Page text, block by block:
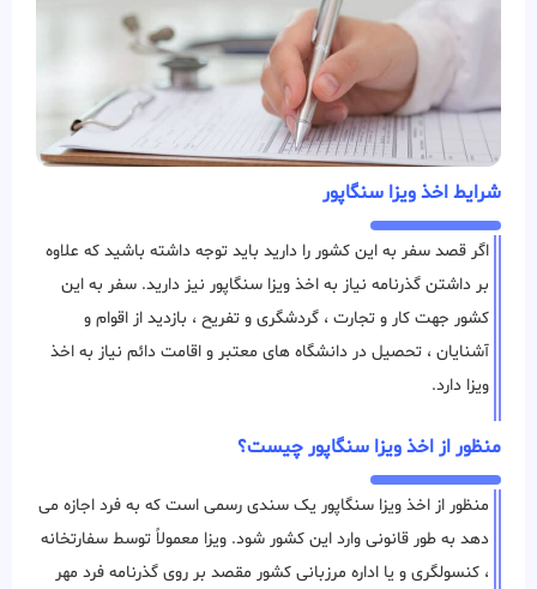
شرایط اخذ ویزا سنگاپور
اگر قصد سفر به این کشور را دارید باید توجه داشته باشید که علاوه
بر داشتن گذرنامه نیاز به اخذ ویزا سنگاپور نیز دارید. سفر به این
کشور جهت کار و تجارت ، گردشگری و تفریح ، بازدید از اقوام و
آشنایان ، تحصیل در دانشگاه های معتبر و اقامت دائم نیاز به اخذ
ویزا دارد.
منظور از اخذ ویزا سنگاپور چیست؟
منظور از اخذ ویزا سنگاپور یک سندی رسمی است که به فرد اجازه می
دهد به طور قانونی وارد این کشور شود. ویزا معمولاً توسط سفارتخانه
، کنسولگری و یا اداره مرزبانی کشور مقصد بر روی گذرنامه فرد مهر